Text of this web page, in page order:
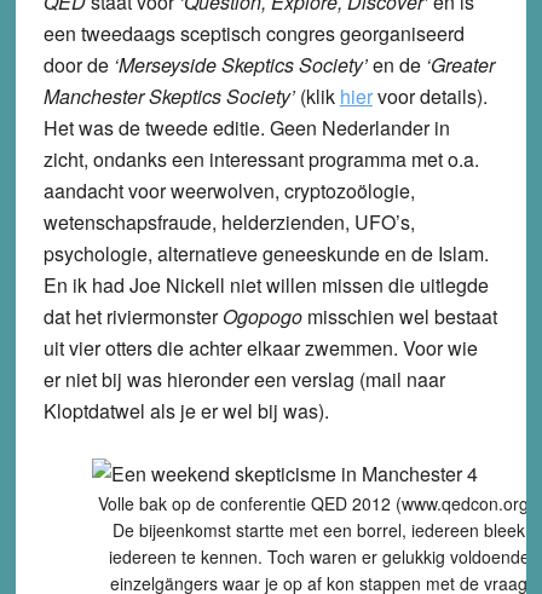
een tweedaags sceptisch congres georganiseerd
door de ‘Merseyside Skeptics Society’en de‘Greater
Manchester Skeptics Society’(klik hiervoor details).
Het was de tweede editie. Geen Nederlander in
zicht, ondanks een interessant programma met o.a.
aandacht voor weerwolven, cryptozoölogie,
wetenschapsfraude, helderzienden, UFO’s,
psychologie, alternatieve geneeskunde en de Islam.
En ik had Joe Nickell niet willen missen die uitlegde
dat het riviermonsterOgopogomisschien wel bestaat
uit vier otters die achter elkaar zwemmen. Voor wie
er niet bij was hieronder een verslag (mail naar
Kloptdatwel als je er wel bij was).
Volle bak op de conferentie QED 2012 (www.qedcon.org).
De bijeenkomst startte met een borrel, iedereen bleek
iedereen te kennen. Toch waren er gelukkig voldoende
einzelgängers waar je op af kon stappen met de vraag